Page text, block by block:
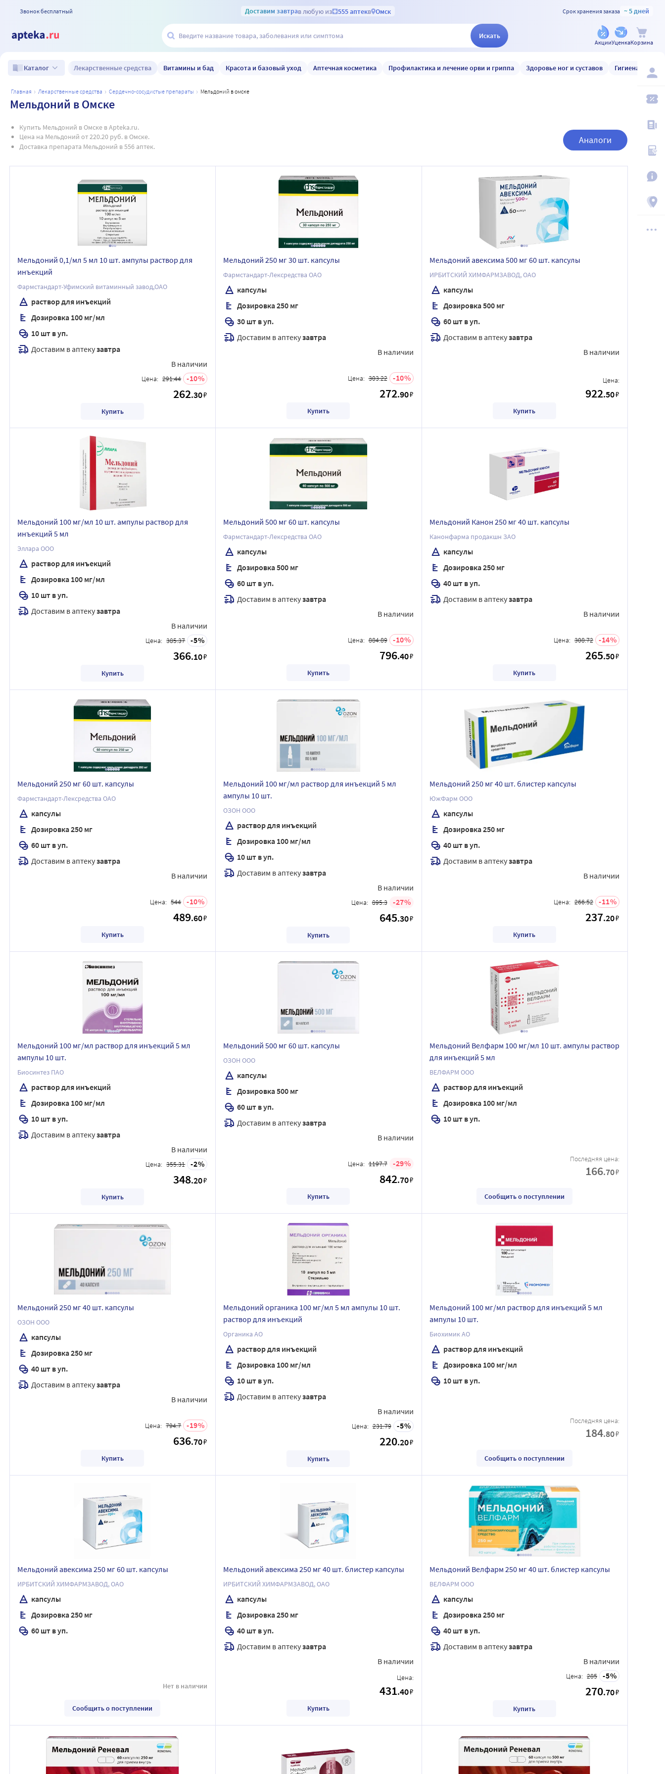
Звонок бесплатный Доставим завтрав любую из 555 аптекв Омск Срок хранения заказа ~ 5 дней
Искать
АкцииУценкаКорзина
Каталог Лекарственные средства Витамины и бад Красота и базовый уход Аптечная косметика Профилактика и лечение орви и гриппа Здоровье ног и суставов Гигиена и уход
главная лекарственные средства сердечно-сосудистые препараты мельдоний в омске
Мельдоний в Омске
Купить Мельдоний в Омске в Apteka.ru.
Цена на Мельдоний от 220.20 руб. в Омске.
Доставка препарата Мельдоний в 556 аптек.
Аналоги
Мельдоний 0,1/мл 5 мл 10 шт. ампулы раствор для
инъекций
Фармстандарт-Уфимский витаминный завод,ОАО
раствор для инъекций
Дозировка 100 мг/мл
10 шт в уп.
Доставим в аптекузавтра
В наличии
Цена: 291.44 10
262.30₽
Купить
Мельдоний 250 мг 30 шт. капсулы
Фармстандарт-Лексредства ОАО
капсулы
Дозировка 250 мг
30 шт в уп.
Доставим в аптекузавтра
В наличии
Цена: 303.22 10
272.90₽
Купить
Мельдоний авексима 500 мг 60 шт. капсулы
ИРБИТСКИЙ ХИМФАРМЗАВОД, ОАО
капсулы
Дозировка 500 мг
60 шт в уп.
Доставим в аптекузавтра
В наличии
Цена:
922.50₽
Купить
Мельдоний 100 мг/мл 10 шт. ампулы раствор для
инъекций 5 мл
Эллара ООО
раствор для инъекций
Дозировка 100 мг/мл
10 шт в уп.
Доставим в аптекузавтра
В наличии
Цена: 385.37 5
366.10₽
Купить
Мельдоний 500 мг 60 шт. капсулы
Фармстандарт-Лексредства ОАО
капсулы
Дозировка 500 мг
60 шт в уп.
Доставим в аптекузавтра
В наличии
Цена: 884.89 10
796.40₽
Купить
Мельдоний Канон 250 мг 40 шт. капсулы
Канонфарма продакшн ЗАО
капсулы
Дозировка 250 мг
40 шт в уп.
Доставим в аптекузавтра
В наличии
Цена: 308.72 14
265.50₽
Купить
Мельдоний 250 мг 60 шт. капсулы
Фармстандарт-Лексредства ОАО
капсулы
Дозировка 250 мг
60 шт в уп.
Доставим в аптекузавтра
В наличии
Цена: 544 10
489.60₽
Купить
Мельдоний 100 мг/мл раствор для инъекций 5 мл
ампулы 10 шт.
ОЗОН ООО
раствор для инъекций
Дозировка 100 мг/мл
10 шт в уп.
Доставим в аптекузавтра
В наличии
Цена: 895.3 27
645.30₽
Купить
Мельдоний 250 мг 40 шт. блистер капсулы
ЮжФарм ООО
капсулы
Дозировка 250 мг
40 шт в уп.
Доставим в аптекузавтра
В наличии
Цена: 266.52 11
237.20₽
Купить
Мельдоний 100 мг/мл раствор для инъекций 5 мл
ампулы 10 шт.
Биосинтез ПАО
раствор для инъекций
Дозировка 100 мг/мл
10 шт в уп.
Доставим в аптекузавтра
В наличии
Цена: 355.31 2
348.20₽
Купить
Мельдоний 500 мг 60 шт. капсулы
ОЗОН ООО
капсулы
Дозировка 500 мг
60 шт в уп.
Доставим в аптекузавтра
В наличии
Цена: 1197.7 29
842.70₽
Купить
Мельдоний Велфарм 100 мг/мл 10 шт. ампулы раствор
для инъекций 5 мл
ВЕЛФАРМ ООО
раствор для инъекций
Дозировка 100 мг/мл
10 шт в уп.
Последняя цена:
166.70₽
Сообщить о поступлении
Мельдоний 250 мг 40 шт. капсулы
ОЗОН ООО
капсулы
Дозировка 250 мг
40 шт в уп.
Доставим в аптекузавтра
В наличии
Цена: 794.7 19
636.70₽
Купить
Мельдоний органика 100 мг/мл 5 мл ампулы 10 шт.
раствор для инъекций
Органика АО
раствор для инъекций
Дозировка 100 мг/мл
10 шт в уп.
Доставим в аптекузавтра
В наличии
Цена: 231.79 5
220.20₽
Купить
Мельдоний 100 мг/мл раствор для инъекций 5 мл
ампулы 10 шт.
Биохимик АО
раствор для инъекций
Дозировка 100 мг/мл
10 шт в уп.
Последняя цена:
184.80₽
Сообщить о поступлении
Мельдоний авексима 250 мг 60 шт. капсулы
ИРБИТСКИЙ ХИМФАРМЗАВОД, ОАО
капсулы
Дозировка 250 мг
60 шт в уп.
Нет в наличии
Сообщить о поступлении
Мельдоний авексима 250 мг 40 шт. блистер капсулы
ИРБИТСКИЙ ХИМФАРМЗАВОД, ОАО
капсулы
Дозировка 250 мг
40 шт в уп.
Доставим в аптекузавтра
В наличии
Цена:
431.40₽
Купить
Мельдоний Велфарм 250 мг 40 шт. блистер капсулы
ВЕЛФАРМ ООО
капсулы
Дозировка 250 мг
40 шт в уп.
Доставим в аптекузавтра
В наличии
Цена: 285 5
270.70₽
Купить